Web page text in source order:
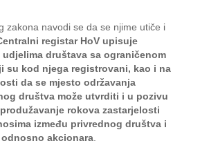
zakona navodi se da se njime utiče i
registar HoV upisuje
udjelima društava sa ograničenom
su kod njega registrovani, kao i na
da se mjesto održavanja
društva može utvrditi i u pozivu
rokova zastarjelosti
između privrednog društva i
akcionara